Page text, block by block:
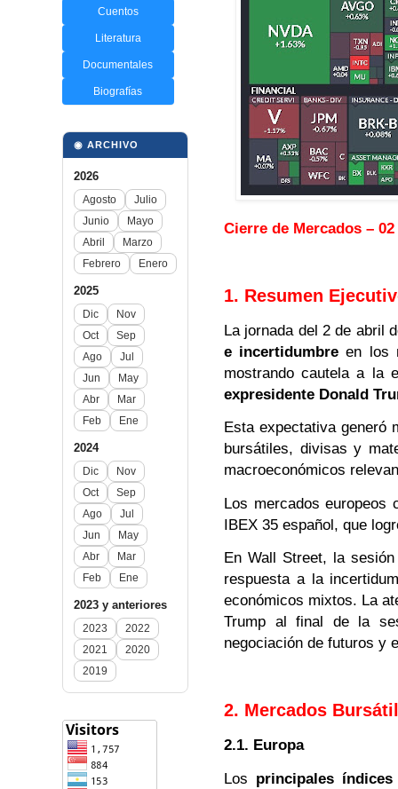
Cierre de Mercados –
1. Resumen
La jornada del 2 de abril
e incertidumbre en los
mostrando cautela a la
expresidente Donald
Esta expectativa generó
bursátiles, divisas y
macroeconómicos
Los mercados europeos
IBEX 35 español, que
En Wall Street, la
respuesta a la
económicos mixtos. La
Trump al final de la
negociación de futuros y
2. Mercados
2.1. Europa
Los principales índices
Cuentos
Literatura
Documentales
Biografías
◉ ARCHIVO
2026
Agosto
Julio
Junio
Mayo
Abril
Marzo
Febrero
Enero
2025
Dic
Nov
Oct
Sep
Ago
Jul
Jun
May
Abr
Mar
Feb
Ene
2024
Dic
Nov
Oct
Sep
Ago
Jul
Jun
May
Abr
Mar
Feb
Ene
2023 y anteriores
2023
2022
2021
2020
2019